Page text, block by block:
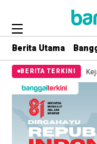
Berita Utama
BERITA TERKINI
Kejaksaan Negeri